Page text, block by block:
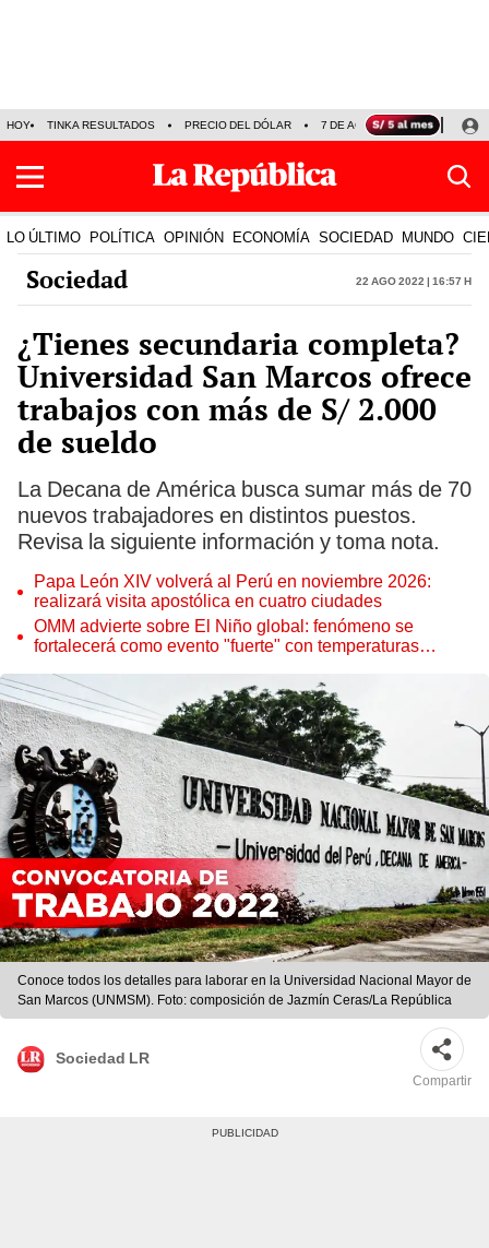
HOY TINKA RESULTADOS PRECIO DEL DÓLAR 7 DE AGOSTO OLLANTA
LO ÚLTIMO POLÍTICA OPINIÓN ECONOMÍA SOCIEDAD MUNDO
Sociedad 22 Ago 2022 | 16:57 h
¿Tienes secundaria completa?
Universidad San Marcos ofrece
trabajos con más de S/ 2.000
de sueldo
La Decana de América busca sumar más de 70
nuevos trabajadores en distintos puestos.
Revisa la siguiente información y toma nota.
Papa León XIV volverá al Perú en noviembre 2026:
realizará visita apostólica en cuatro ciudades
OMM advierte sobre El Niño global: fenómeno se
fortalecerá como evento "fuerte" con temperaturas
Conoce todos los detalles para laborar en la Universidad Nacional Mayor de
San Marcos (UNMSM). Foto: composición de Jazmín Ceras/La República
Sociedad LR
Compartir